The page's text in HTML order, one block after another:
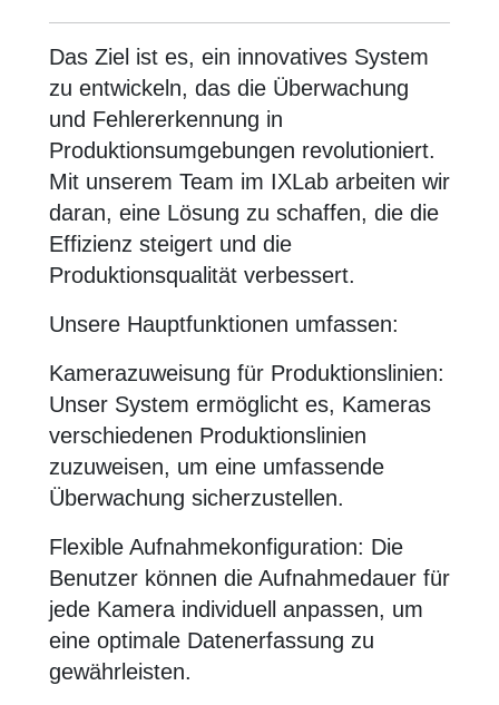
Das Ziel ist es, ein innovatives System
zu entwickeln, das die Überwachung
und Fehlererkennung in
Produktionsumgebungen revolutioniert.
Mit unserem Team im IXLab arbeiten wir
daran, eine Lösung zu schaffen, die die
Effizienz steigert und die
Produktionsqualität verbessert.
Unsere Hauptfunktionen umfassen:
Kamerazuweisung für Produktionslinien:
Unser System ermöglicht es, Kameras
verschiedenen Produktionslinien
zuzuweisen, um eine umfassende
Überwachung sicherzustellen.
Flexible Aufnahmekonfiguration: Die
Benutzer können die Aufnahmedauer für
jede Kamera individuell anpassen, um
eine optimale Datenerfassung zu
gewährleisten.